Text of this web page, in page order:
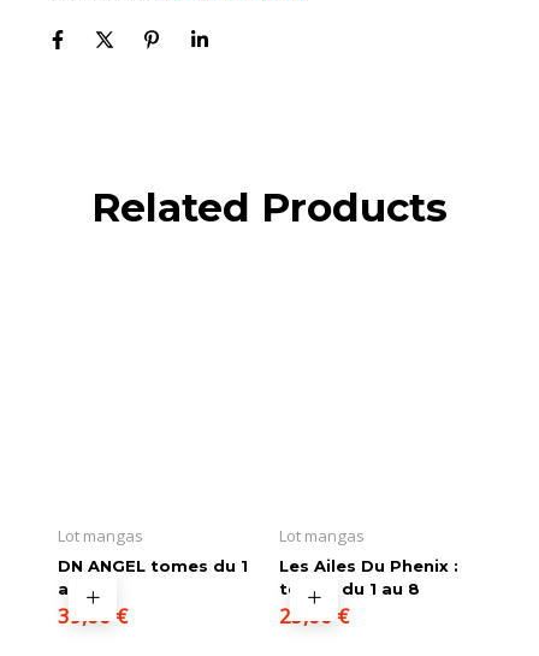
Related Products
Lot mangas
DN ANGEL tomes du 1
au 11
39,00 €
Lot mangas
Les Ailes Du Phenix :
tomes du 1 au 8
25,00 €